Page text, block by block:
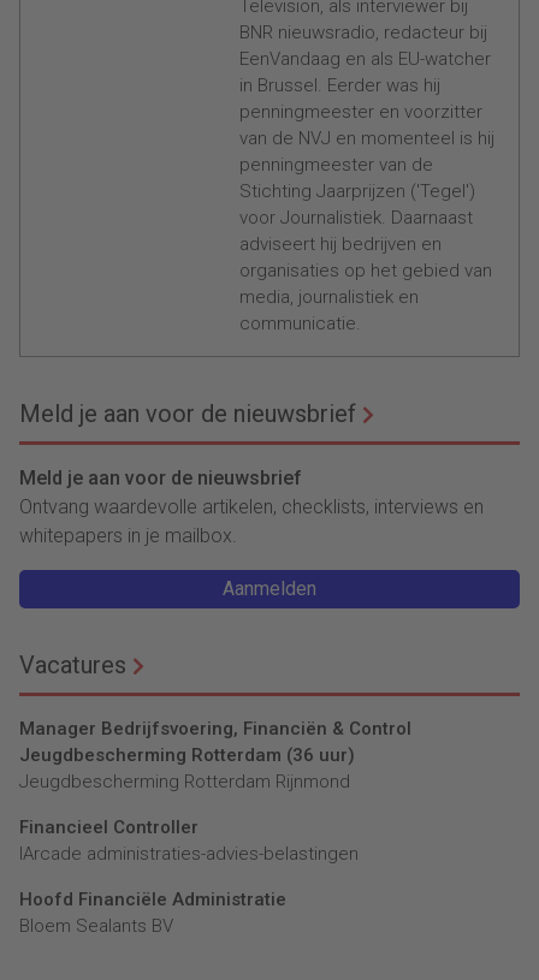
Television, als interviewer bij
BNR nieuwsradio, redacteur bij
EenVandaag en als EU-watcher
in Brussel. Eerder was hij
penningmeester en voorzitter
van de NVJ en momenteel is hij
penningmeester van de
Stichting Jaarprijzen ('Tegel')
voor Journalistiek. Daarnaast
adviseert hij bedrijven en
organisaties op het gebied van
media, journalistiek en
communicatie.
Meld je aan voor de nieuwsbrief
Meld je aan voor de nieuwsbrief
Ontvang waardevolle artikelen, checklists, interviews en
whitepapers in je mailbox.
Aanmelden
Vacatures
Manager Bedrijfsvoering, Financiën & Control
Jeugdbescherming Rotterdam (36 uur)
Jeugdbescherming Rotterdam Rijnmond
Financieel Controller
lArcade administraties-advies-belastingen
Hoofd Financiële Administratie
Bloem Sealants BV